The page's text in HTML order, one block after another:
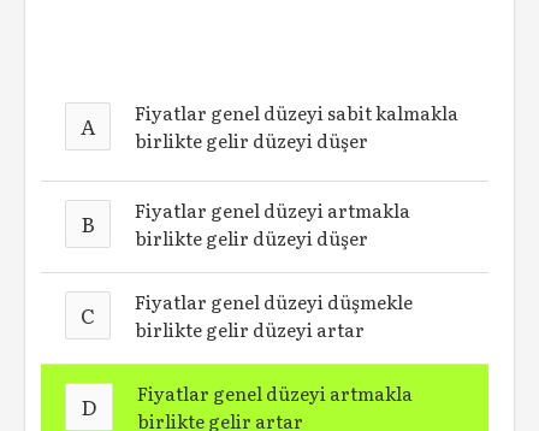
A
Fiyatlar genel düzeyi sabit kalmakla
birlikte gelir düzeyi düşer
B
Fiyatlar genel düzeyi artmakla
birlikte gelir düzeyi düşer
C
Fiyatlar genel düzeyi düşmekle
birlikte gelir düzeyi artar
D
Fiyatlar genel düzeyi artmakla
birlikte gelir artar